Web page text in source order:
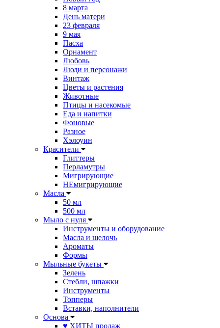
8 марта
День матери
23 февраля
9 мая
Пасха
Орнамент
Любовь
Люди и персонажи
Винтаж
Цветы и растения
Животные
Птицы и насекомые
Еда и напитки
Фоновые
Разное
Хэлоуин
Красители
Глиттеры
Перламутры
Мигрирующие
НЕмигрирующие
Масла
50 мл
500 мл
Мыло с нуля
Инструменты и оборудование
Масла и щелочь
Ароматы
Формы
Мыльные букеты
Зелень
Стебли, шпажки
Инструменты
Топперы
Вставки, наполнители
Основа
♥ ХИТЫ продаж